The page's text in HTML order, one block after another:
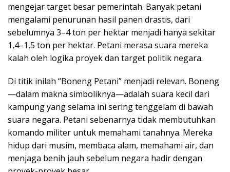
mengejar target besar pemerintah. Banyak petani
mengalami penurunan hasil panen drastis, dari
sebelumnya 3–4 ton per hektar menjadi hanya sekitar
1,4–1,5 ton per hektar. Petani merasa suara mereka
kalah oleh logika proyek dan target politik negara.
Di titik inilah “Boneng Petani” menjadi relevan. Boneng
—dalam makna simboliknya—adalah suara kecil dari
kampung yang selama ini sering tenggelam di bawah
suara negara. Petani sebenarnya tidak membutuhkan
komando militer untuk memahami tanahnya. Mereka
hidup dari musim, membaca alam, memahami air, dan
menjaga benih jauh sebelum negara hadir dengan